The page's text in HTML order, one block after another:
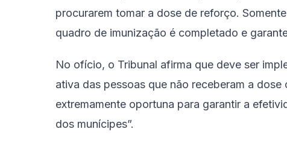
procurarem tomar a dose de reforço.
quadro de imunização é completado e
No ofício, o Tribunal afirma que deve ser
ativa das pessoas que não receberam a
extremamente oportuna para garantir a
dos munícipes”.